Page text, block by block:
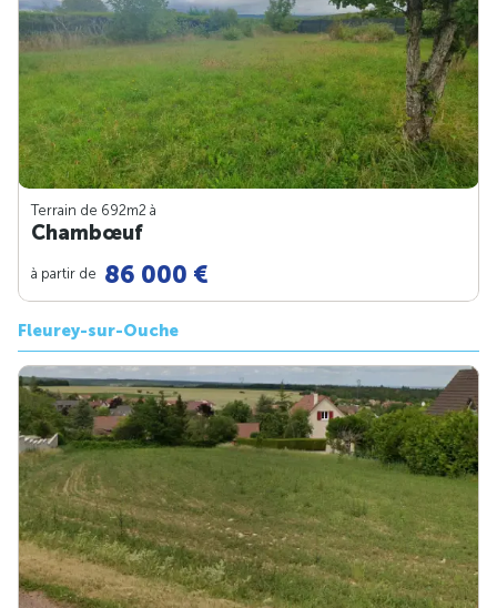
Terrain de 692m2 à
Chambœuf
à partir de 86 000 €
Fleurey-sur-Ouche